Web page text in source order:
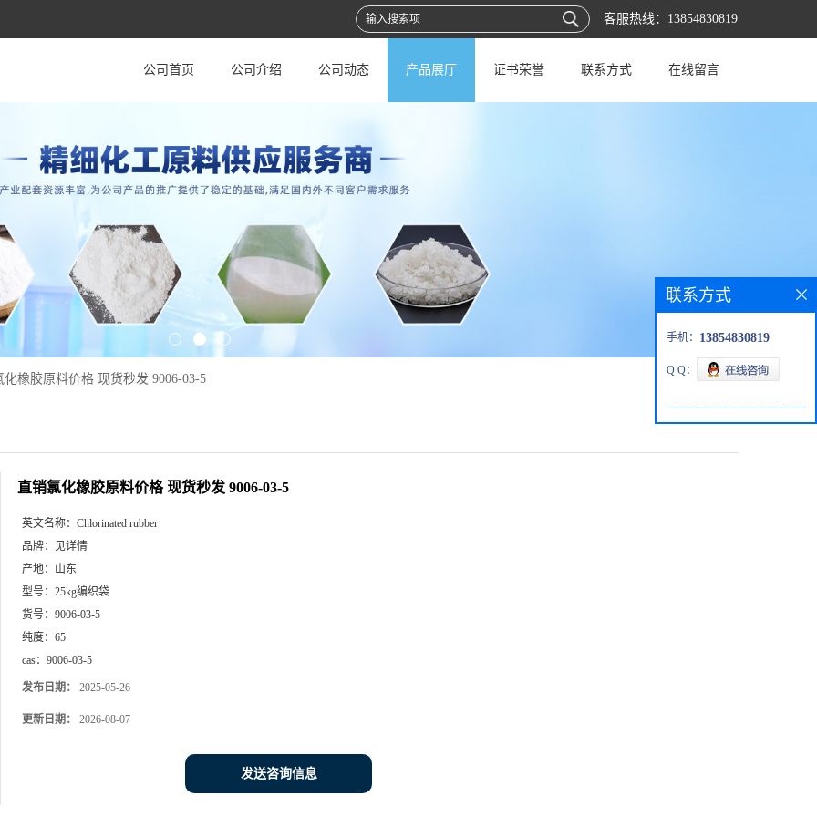
客服热线： 13854830819
公司首页 公司介绍 公司动态 产品展厅 证书荣誉 联系方式 在线留言
化橡胶原料价格 现货秒发 9006-03-5
直销氯化橡胶原料价格 现货秒发 9006-03-5
英文名称： Chlorinated rubber
品牌：
见详情
产地： 山东
型号： 25kg编织袋
货号： 9006-03-5
纯度： 65
cas： 9006-03-5
发布日期： 2025-05-26
更新日期： 2026-08-07
发送咨询信息
联系方式
手机： 13854830819
Q Q：